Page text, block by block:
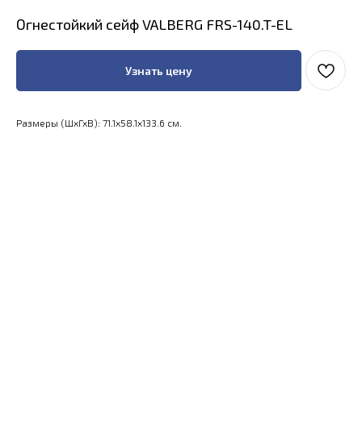
Огнестойкий сейф VALBERG FRS-140.T-EL
Узнать цену
Размеры (ШхГхВ): 71.1x58.1x133.6 см.